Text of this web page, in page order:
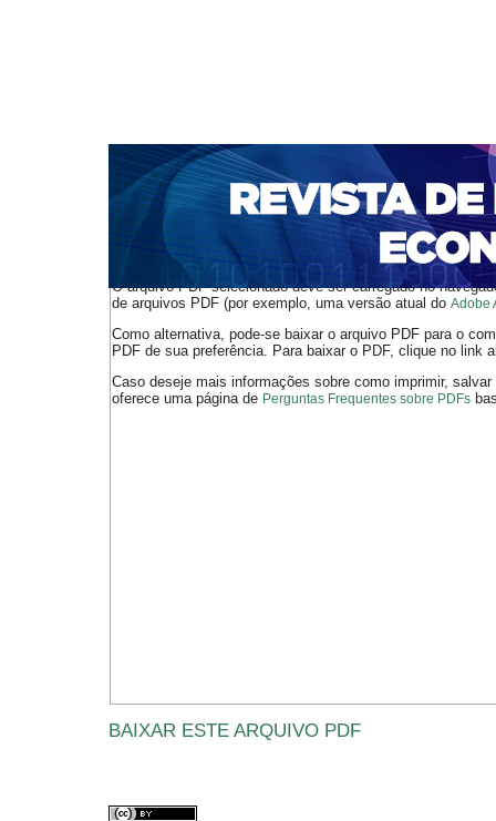
CAPA SOBRE ACESSO CADASTRO
NOTÍCIAS
PORTAL DE REVISTAS DA UNIFACS
BASES DE DADOS E INDEXADORES
Capa v. 17, n. 31 (2015) Farias
O arquivo PDF selecionado deve ser carregado no
de arquivos PDF (por exemplo, uma versão atual do Adobe
Como alternativa, pode-se baixar o arquivo PDF para o
PDF de sua preferência. Para baixar o PDF, clique no link
Caso deseje mais informações sobre como imprimir,
oferece uma página de Perguntas Frequentes sobre PDFs
BAIXAR ESTE ARQUIVO PDF